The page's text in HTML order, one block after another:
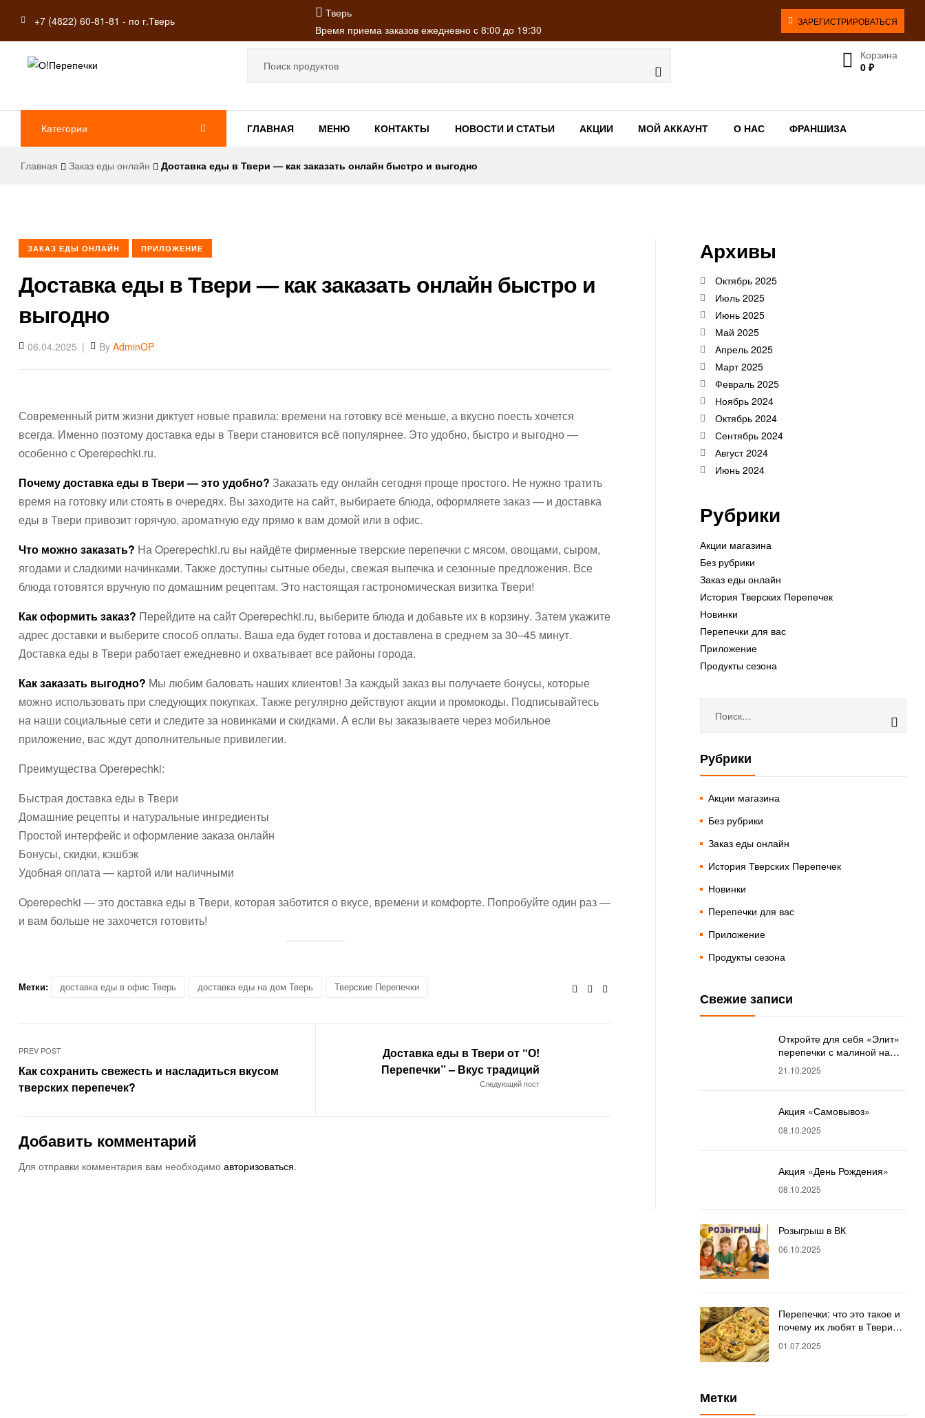
+7 (4822) 60-81-81 - по г.Тверь
Тверь
Время приема заказов ежедневно с 8:00 до 19:30
ЗАРЕГИСТРИРОВАТЬСЯ
из
Твери
Корзина
0 ₽
Категории ГЛАВНАЯ МЕНЮ КОНТАКТЫ НОВОСТИ И СТАТЬИ АКЦИИ МОЙ АККАУНТ О НАС ФРАНШИЗА
Главная Заказ еды онлайн Доставка еды в Твери — как заказать онлайн быстро и выгодно
ЗАКАЗ ЕДЫ ОНЛАЙН ПРИЛОЖЕНИЕ
Доставка еды в Твери — как заказать онлайн быстро и
выгодно
06.04.2025 By AdminOP
Современный ритм жизни диктует новые правила: времени на готовку всё меньше, а вкусно поесть хочется
всегда. Именно поэтому доставка еды в Твери становится всё популярнее. Это удобно, быстро и выгодно —
особенно с Operepechki.ru.
Почему доставка еды в Твери — это удобно? Заказать еду онлайн сегодня проще простого. Не нужно тратить
время на готовку или стоять в очередях. Вы заходите на сайт, выбираете блюда, оформляете заказ — и доставка
еды в Твери привозит горячую, ароматную еду прямо к вам домой или в офис.
Что можно заказать? На Operepechki.ru вы найдёте фирменные тверские перепечки с мясом, овощами, сыром,
ягодами и сладкими начинками. Также доступны сытные обеды, свежая выпечка и сезонные предложения. Все
блюда готовятся вручную по домашним рецептам. Это настоящая гастрономическая визитка Твери!
Как оформить заказ? Перейдите на сайт Operepechki.ru, выберите блюда и добавьте их в корзину. Затем укажите
адрес доставки и выберите способ оплаты. Ваша еда будет готова и доставлена в среднем за 30–45 минут.
Доставка еды в Твери работает ежедневно и охватывает все районы города.
Как заказать выгодно? Мы любим баловать наших клиентов! За каждый заказ вы получаете бонусы, которые
можно использовать при следующих покупках. Также регулярно действуют акции и промокоды. Подписывайтесь
на наши социальные сети и следите за новинками и скидками. А если вы заказываете через мобильное
приложение, вас ждут дополнительные привилегии.
Преимущества Operepechki:
Быстрая доставка еды в Твери
Домашние рецепты и натуральные ингредиенты
Простой интерфейс и оформление заказа онлайн
Бонусы, скидки, кэшбэк
Удобная оплата — картой или наличными
Operepechki — это доставка еды в Твери, которая заботится о вкусе, времени и комфорте. Попробуйте один раз —
и вам больше не захочется готовить!
Метки: доставка еды в офис Тверь доставка еды на дом Тверь Тверские Перепечки Facebook
Twitter
PREV POST
Как сохранить свежесть и насладиться вкусом
тверских перепечек?
Следующий пост
Доставка еды в Твери от “О!
Перепечки” – Вкус традиций
Добавить комментарий
Для отправки комментария вам необходимо авторизоваться.
Архивы
Октябрь 2025
Июль 2025
Июнь 2025
Май 2025
Апрель 2025
Март 2025
Февраль 2025
Ноябрь 2024
Октябрь 2024
Сентябрь 2024
Август 2024
Июнь 2024
Рубрики
Акции магазина
Без рубрики
Заказ еды онлайн
История Тверских Перепечек
Новинки
Перепечки для вас
Приложение
Продукты сезона
Рубрики
Акции магазина
Без рубрики
Заказ еды онлайн
История Тверских Перепечек
Новинки
Перепечки для вас
Приложение
Продукты сезона
Свежие записи
Откройте для себя «Элит»
перепечки с малиной на
perepechki.ru!
21.10.2025
Акция «Самовывоз»
08.10.2025
Акция «День Рождения»
08.10.2025
Розыгрыш в ВК
06.10.2025
Перепечки: что это такое и
почему их любят в Твери?
Полный гид от магазина
«О!Перепечки»
01.07.2025
Метки